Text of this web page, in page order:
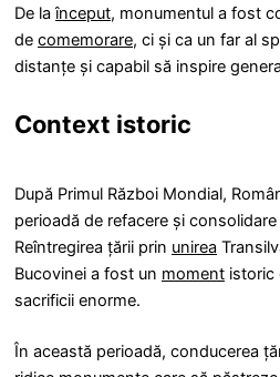
De laînceput, monumentul a fost
de comemorare, ci și ca un far al
distanțe și capabil să inspire
Context istoric
După Primul Război Mondial,
perioadă de refacere și
Reîntregirea țării prin unirea
Bucovinei a fost un moment istoric
sacrificii enorme.
În această perioadă, conducerea